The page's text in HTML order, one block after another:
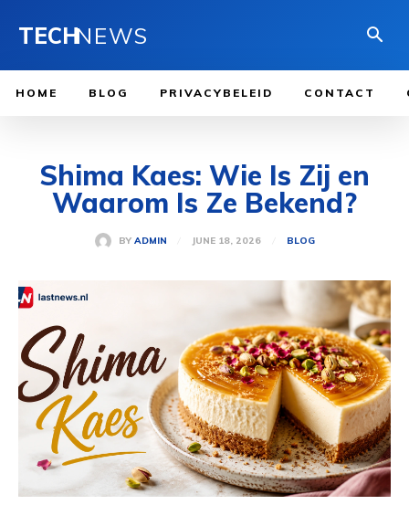
TECHNEWS
HOME BLOG PRIVACYBELEID CONTACT
Shima Kaes: Wie Is Zij en
Waarom Is Ze Bekend?
BY ADMIN JUNE 18, 2026 BLOG